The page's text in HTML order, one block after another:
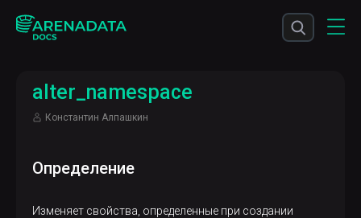
alter_namespace
Константин Алпашкин
Определение
Изменяет свойства, определенные при создании